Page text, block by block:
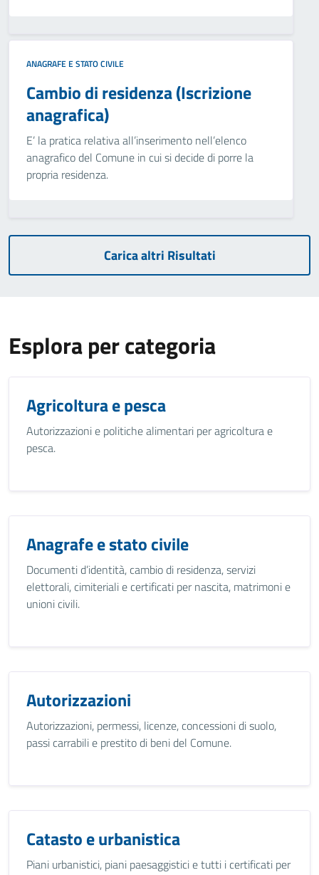
ANAGRAFE E STATO CIVILE
Cambio di residenza (Iscrizione
anagrafica)
E’ la pratica relativa all’inserimento nell’elenco
anagrafico del Comune in cui si decide di porre la
propria residenza.
Carica altri Risultati
Esplora per categoria
Agricoltura e pesca
Autorizzazioni e politiche alimentari per agricoltura e
pesca.
Anagrafe e stato civile
Documenti d’identità, cambio di residenza, servizi
elettorali, cimiteriali e certificati per nascita, matrimoni e
unioni civili.
Autorizzazioni
Autorizzazioni, permessi, licenze, concessioni di suolo,
passi carrabili e prestito di beni del Comune.
Catasto e urbanistica
Piani urbanistici, piani paesaggistici e tutti i certificati per